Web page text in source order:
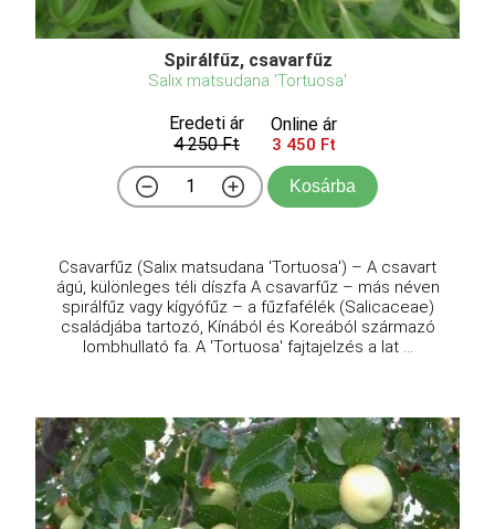
Spirálfűz, csavarfűz
Salix matsudana 'Tortuosa'
Eredeti ár
4 250 Ft
Online ár
3 450 Ft
Kosárba
Csavarfűz (Salix matsudana 'Tortuosa') – A csavart
ágú, különleges téli díszfa A csavarfűz – más néven
spirálfűz vagy kígyófűz – a fűzfafélék (Salicaceae)
családjába tartozó, Kínából és Koreából származó
lombhullató fa. A 'Tortuosa' fajtajelzés a lat ...